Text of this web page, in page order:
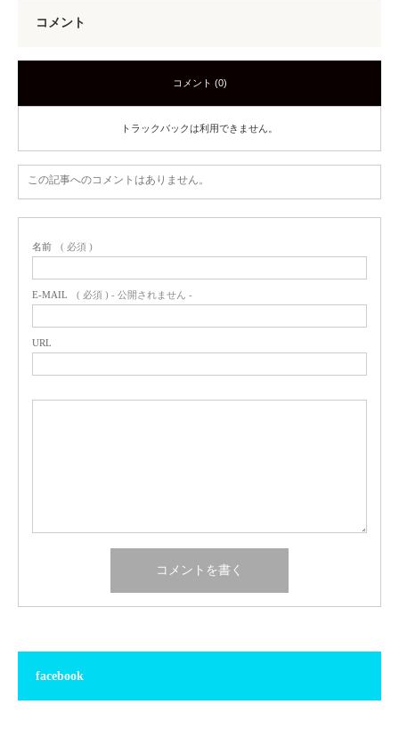
コメント
コメント (0)
トラックバックは利用できません。
この記事へのコメントはありません。
名前 ( 必須 )
E-MAIL ( 必須 ) - 公開されません -
URL
facebook